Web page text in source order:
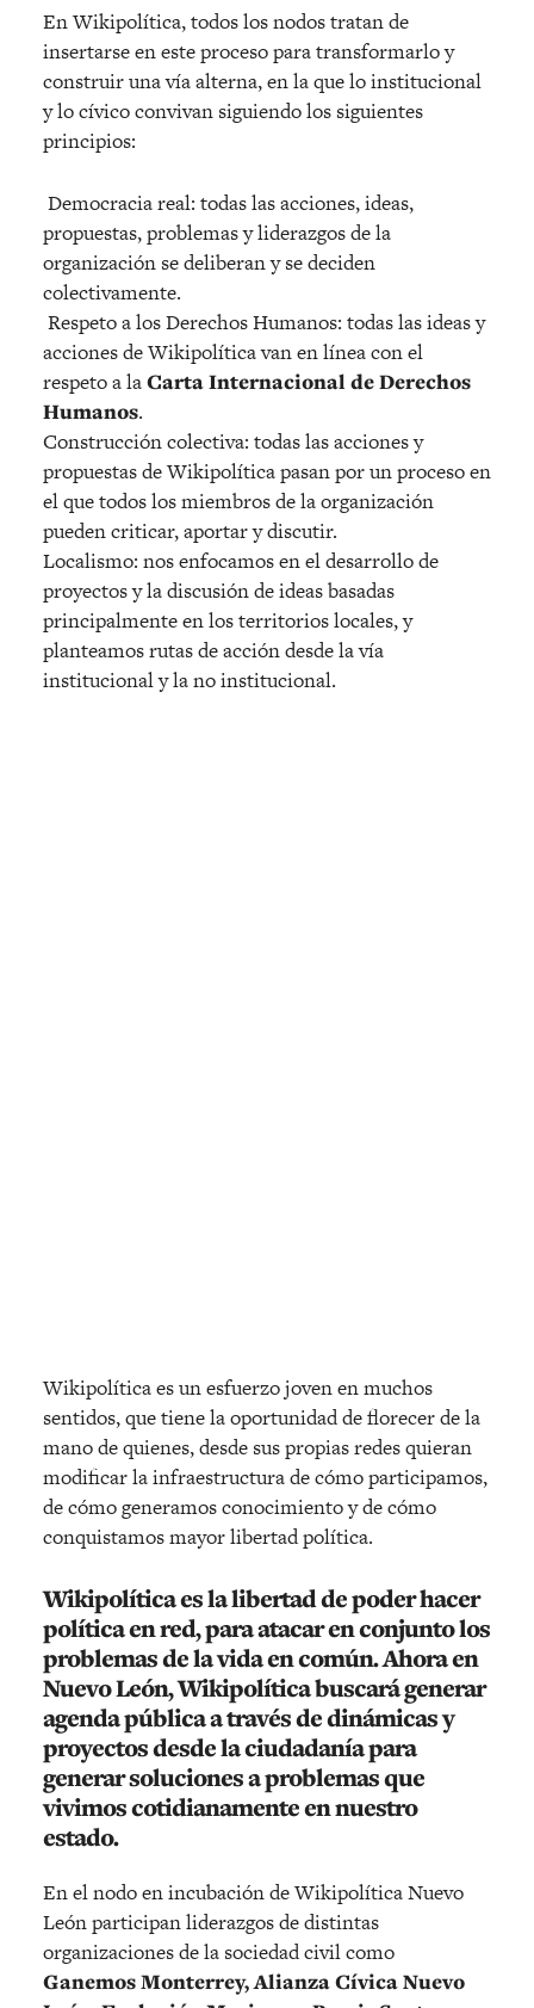
En Wikipolítica, todos los nodos tratan de
insertarse en este proceso para transformarlo y
construir una vía alterna, en la que lo institucional
y lo cívico convivan siguiendo los siguientes
principios:
Democracia real: todas las acciones, ideas,
propuestas, problemas y liderazgos de la
organización se deliberan y se deciden
colectivamente.
Respeto a los Derechos Humanos: todas las ideas y
acciones de Wikipolítica van en línea con el
respeto a laCarta Internacional de Derechos
Humanos.
Construcción colectiva: todas las acciones y
propuestas de Wikipolítica pasan por un proceso en
el que todos los miembros de la organización
pueden criticar, aportar y discutir.
Localismo: nos enfocamos en el desarrollo de
proyectos y la discusión de ideas basadas
principalmente en los territorios locales, y
planteamos rutas de acción desde la vía
institucional y la no institucional.
Wikipolítica es un esfuerzo joven en muchos
sentidos, que tiene la oportunidad de florecer de la
mano de quienes, desde sus propias redes quieran
modificar la infraestructura de cómo participamos,
de cómo generamos conocimiento y de cómo
conquistamos mayor libertad política.
Wikipolítica es la libertad de poder hacer
política en red, para atacar en conjunto los
problemas de la vida en común. Ahora en
Nuevo León, Wikipolítica buscará generar
agenda pública a través de dinámicas y
proyectos desde la ciudadanía para
generar soluciones a problemas que
vivimos cotidianamente en nuestro
estado.
En el nodo en incubación de Wikipolítica Nuevo
León participan liderazgos de distintas
organizaciones de la sociedad civil como
Ganemos Monterrey, Alianza Cívica Nuevo